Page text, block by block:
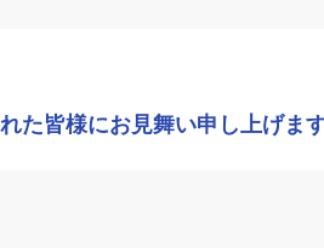
た皆様にお見舞い申し上げま